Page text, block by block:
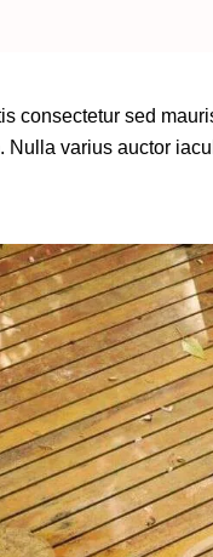
consectetur sed
varius auctor